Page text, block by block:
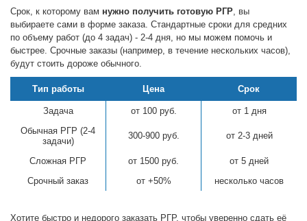
Срок, к которому вам нужно получить готовую РГР , вы
выбираете сами в форме заказа. Стандартные сроки для средних
по объему работ (до 4 задач) - 2-4 дня, но мы можем помочь и
быстрее. Срочные заказы (например, в течение нескольких часов),
будут стоить дороже обычного.
Тип работы Цена Срок
Задача от 100 руб.
от 1 дня
Обычная РГР (2-4
задачи)
300-900 руб. от 2-3 дней
Сложная РГР от 1500 руб.
от 5 дней
Срочный заказ
от +50% несколько часов
Хотите быстро и недорого заказать РГР, чтобы уверенно сдать её